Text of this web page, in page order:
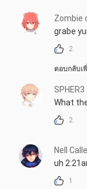
Zombie
grabe
2
ตอบกลับเ
SPHER3
What
2
Nell
uh
1